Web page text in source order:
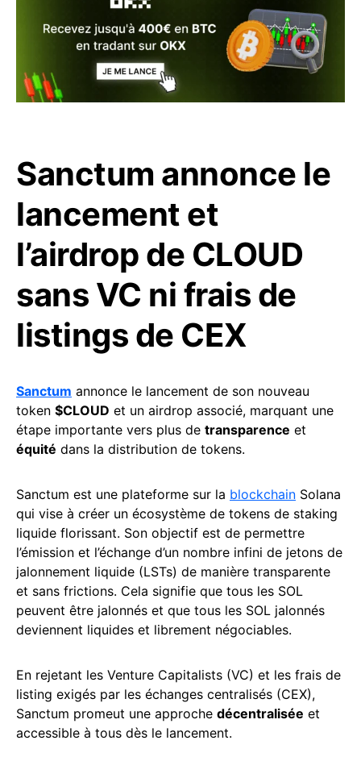
Sanctum annonce le
lancement et
l’airdrop de CLOUD
sans VC ni frais de
listings de CEX
Sanctum annonce le lancement de son nouveau
token $CLOUD et un airdrop associé, marquant une
étape importante vers plus de transparence et
équité dans la distribution de tokens.
Sanctum est une plateforme sur la blockchain Solana
qui vise à créer un écosystème de tokens de staking
liquide florissant. Son objectif est de permettre
l’émission et l’échange d’un nombre infini de jetons de
jalonnement liquide (LSTs) de manière transparente
et sans frictions. Cela signifie que tous les SOL
peuvent être jalonnés et que tous les SOL jalonnés
deviennent liquides et librement négociables.
En rejetant les Venture Capitalists (VC) et les frais de
listing exigés par les échanges centralisés (CEX),
Sanctum promeut une approche décentralisée et
accessible à tous dès le lancement.